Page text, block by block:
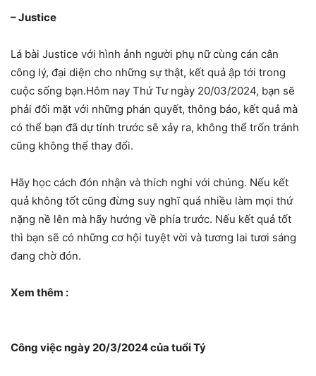
– Justice
Lá bài Justice với hình ảnh người phụ nữ cùng cán cân
công lý, đại diện cho những sự thật, kết quả ập tới trong
cuộc sống bạn.Hôm nay Thứ Tư ngày 20/03/2024, bạn sẽ
phải đối mặt với những phán quyết, thông báo, kết quả mà
có thể bạn đã dự tính trước sẽ xảy ra, không thể trốn tránh
cũng không thể thay đổi.
Hãy học cách đón nhận và thích nghi với chúng. Nếu kết
quả không tốt cũng đừng suy nghĩ quá nhiều làm mọi thứ
nặng nề lên mà hãy hướng về phía trước. Nếu kết quả tốt
thì bạn sẽ có những cơ hội tuyệt vời và tương lai tươi sáng
đang chờ đón.
Xem thêm :
Công việc ngày 20/3/2024 của tuổi Tý